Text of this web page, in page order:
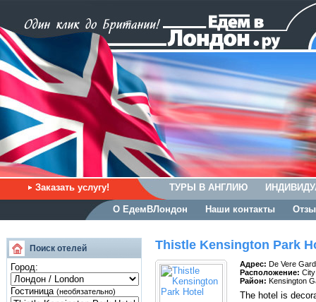
Заказать услугу! ТУРЫ В АНГЛИЮ
О ЕдемВЛондон Наши контакты
Поиск отелей
Город:
Гостиница (необязательно)
Thistle Kensington Park
Адрес: De Vere
Расположение:
Район: Kensington
The hotel is